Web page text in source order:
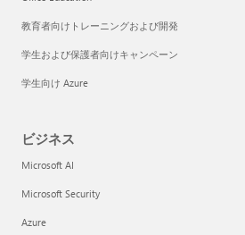
教育者向けトレーニングおよび開発
学生および保護者向けキャンペーン
学生向け Azure
ビジネス
Microsoft AI
Microsoft Security
Azure